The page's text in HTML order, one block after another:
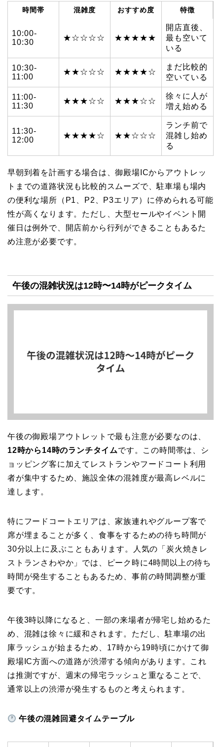
時間帯 混雑度 おすすめ度 特徴
10:00-
10:30
★☆☆☆☆ ★★★★★
開店直後、
最も空いて
いる
10:30-
11:00
★★☆☆☆ ★★★★☆
まだ比較的
空いている
11:00-
11:30
★★★☆☆ ★★★☆☆
徐々に人が
増え始める
11:30-
12:00
★★★★☆ ★★☆☆☆
ランチ前で
混雑し始め
る
早朝到着を計画する場合は、御殿場ICからアウトレッ
トまでの道路状況も比較的スムーズで、駐車場も場内
の便利な場所（P1、P2、P3エリア）に停められる可能
性が高くなります。ただし、大型セールやイベント開
催日は例外で、開店前から行列ができることもあるた
め注意が必要です。
午後の混雑状況は12時〜14時がピークタイム
午後の御殿場アウトレットで最も注意が必要なのは、
12時から14時のランチタイムです。この時間帯は、シ
ョッピング客に加えてレストランやフードコート利用
者が集中するため、施設全体の混雑度が最高レベルに
達します。
特にフードコートエリアは、家族連れやグループ客で
席が埋まることが多く、食事をするための待ち時間が
30分以上に及ぶこともあります。人気の「炭火焼きレ
ストランさわやか」では、ピーク時に4時間以上の待ち
時間が発生することもあるため、事前の時間調整が重
要です。
午後3時以降になると、一部の来場者が帰宅し始めるた
め、混雑は徐々に緩和されます。ただし、駐車場の出
庫ラッシュが始まるため、17時から19時頃にかけて御
殿場IC方面への道路が渋滞する傾向があります。これ
は推測ですが、週末の帰宅ラッシュと重なることで、
通常以上の渋滞が発生するものと考えられます。
午後の混雑回避タイムテーブル